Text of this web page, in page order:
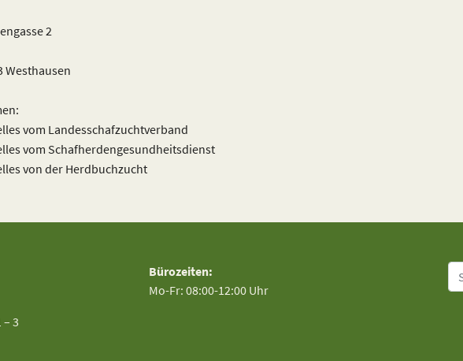
2
Westhausen
vom Landesschafzuchtverband
vom Schafherdengesundheitsdienst
von der Herdbuchzucht
3
Bürozeiten:
Mo-Fr: 08:00-12:00 Uhr